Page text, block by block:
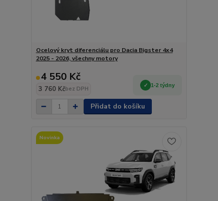
Ocelový kryt diferenciálu pro Dacia Bigster 4x4
2025 - 2026, všechny motory
4 550 Kč
3 760 Kčbez DPH
1-2 týdny
Přidat do košíku
Novinka